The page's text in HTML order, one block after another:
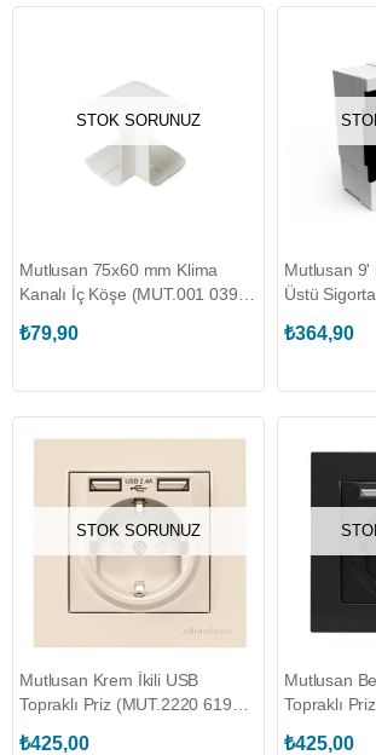
STOK SORUNUZ
Mutlusan 75x60 mm Klima
Kanalı İç Köşe (MUT.001 039
₺79,90
Mutlusan 9'
Üstü
₺364,90
STOK SORUNUZ
Mutlusan Krem İkili USB
Topraklı Priz (MUT.2220 619
₺425,00
Mutlusan
Topraklı
₺425,00